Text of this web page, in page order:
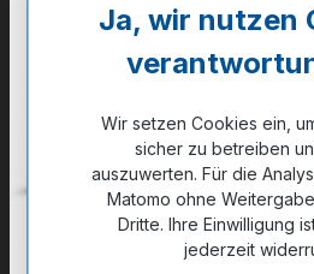
GPSR Information
Ja, wir nutzen
Wir setzen Cookies ein,
sicher zu betreiben
auszuwerten. Für die
Matomo ohne
Dritte. Ihre Einwilligung
jederzeit